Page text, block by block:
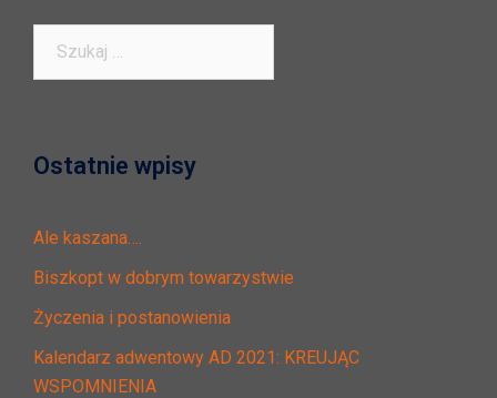
Ostatnie wpisy
Ale kaszana….
Biszkopt w dobrym towarzystwie
Życzenia i postanowienia
Kalendarz adwentowy AD 2021: KREUJĄC
WSPOMNIENIA